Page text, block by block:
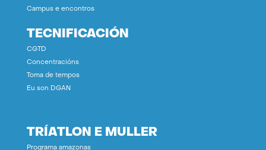
Campus e encontros
TECNIFICACIÓN
CGTD
Concentracións
Toma de tempos
Eu son DGAN
TRÍATLON E MULLER
Programa amazonas